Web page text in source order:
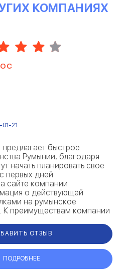
КОМПАНИЯХ
21
быстрое
Румынии, благодаря
начать планировать свое
первых дней
сайте компании
о действующей
на румынское
К преимуществам компании
сохран...
ОТЗЫВ
ПОДРОБНЕЕ